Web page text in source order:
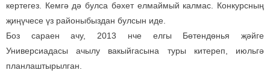
кертегез. Кемгә дә булса бәхет елмаймый калмас. Конкурсның
җиңүчесе үз районыбыздан булсын иде.
Боз сараен ачу, 2013 нче елгы Бөтендөнья җәйге
Универсиадасы ачылу вакыйгасына туры китереп, июльгә
планлаштырылган.